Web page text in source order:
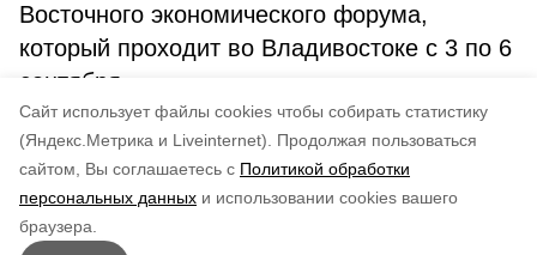
Cайт использует файлы cookies чтобы собирать статистику
(Яндекс.Метрика и Liveinternet).
Продолжая пользоваться
сайтом, Вы соглашаетесь с Политикой обработки
персональных данных и использовании cookies вашего
браузера.
Восточного экономического форума,
который проходит во Владивостоке с 3 по 6
сентября.
по оценке
5